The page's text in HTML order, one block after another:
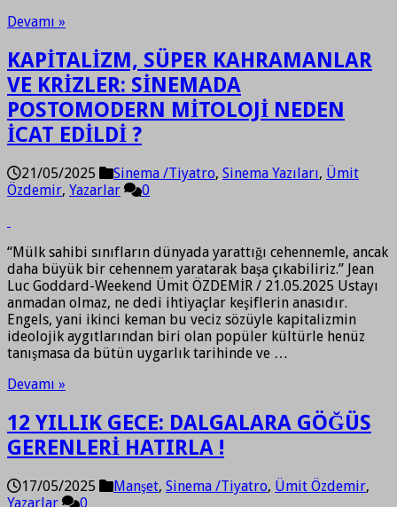
Devamı »
KAPİTALİZM, SÜPER KAHRAMANLAR
VE KRİZLER: SİNEMADA
POSTOMODERN MİTOLOJİ NEDEN
İCAT EDİLDİ ?
21/05/2025 Sinema /Tiyatro, Sinema Yazıları, Ümit
Özdemir, Yazarlar 0
“Mülk sahibi sınıfların dünyada yarattığı cehennemle, ancak
daha büyük bir cehennem yaratarak başa çıkabiliriz.” Jean
Luc Goddard-Weekend Ümit ÖZDEMİR / 21.05.2025 Ustayı
anmadan olmaz, ne dedi ihtiyaçlar keşiflerin anasıdır.
Engels, yani ikinci keman bu veciz sözüyle kapitalizmin
ideolojik aygıtlarından biri olan popüler kültürle henüz
tanışmasa da bütün uygarlık tarihinde ve …
Devamı »
12 YILLIK GECE: DALGALARA GÖĞÜS
GERENLERİ HATIRLA !
17/05/2025 Manşet, Sinema /Tiyatro, Ümit Özdemir,
Yazarlar
0